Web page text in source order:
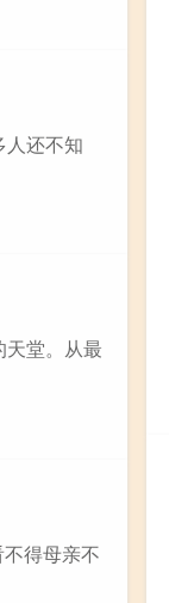
还不知
堂。从最
得母亲不